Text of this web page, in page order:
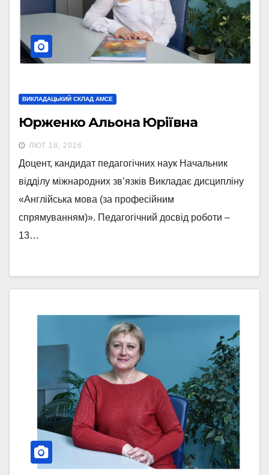
ВИКЛАДАЦЬКИЙ СКЛАД АМСЕ
Юрженко Альона Юріївна
ЛЮТ 18, 2026
Доцент, кандидат педагогічних наук Начальник
відділу міжнародних зв’язків Викладає дисципліну
«Англійська мова (за професійним
спрямуванням)». Педагогічний досвід роботи –
13…